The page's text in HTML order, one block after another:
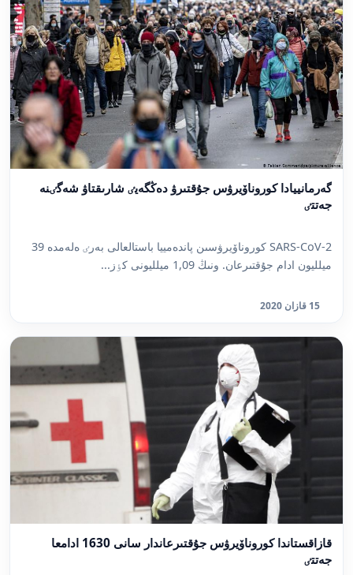
گەرمانييادا كوروناۆيرۋس جۇقتىرۋ دەڭگەيٸ شارىقتاۋ شەگٸنە
جەتتٸ
SARS-CoV-2 كوروناۆيرۋسىن پاندەمييا باستالعالى بەرٸ ەلەمدە 39
ميلليون ادام جۇقتىرعان. ونىڭ 1,09 ميلليونى كٶز...
15 قازان 2020
قازاقستاندا كوروناۆيرۋس جۇقتىرعاندار سانى 1630 ادامعا
جەتتٸ